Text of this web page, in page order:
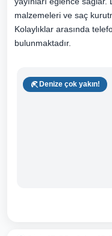
malzemeleri ve saç
Kolaylıklar arasında
bulunmaktadır.
Denize çok yakın!